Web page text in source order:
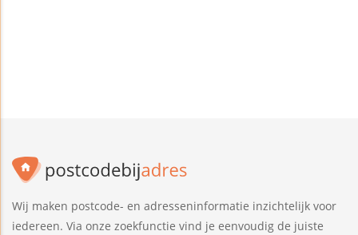
Wij maken postcode- en adresseninformatie inzichtelijk voor
iedereen. Via onze zoekfunctie vind je eenvoudig de juiste